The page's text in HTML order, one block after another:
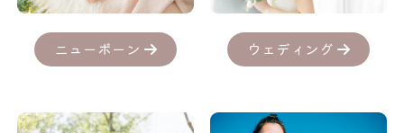
ニューボーン ウェディング